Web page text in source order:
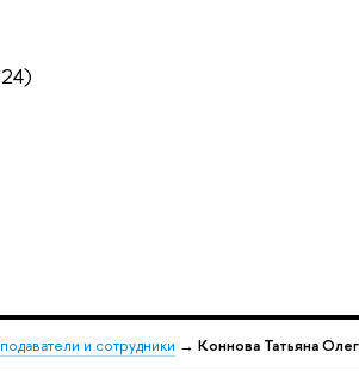
и сотрудники → Коннова Татьяна